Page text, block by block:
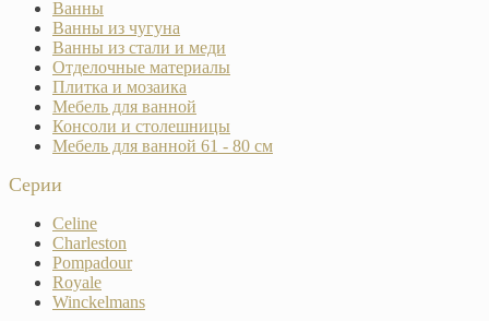
Ванны
Ванны из чугуна
Ванны из стали и меди
Отделочные материалы
Плитка и мозаика
Мебель для ванной
Консоли и столешницы
Мебель для ванной 61 - 80 см
Серии
Celine
Charleston
Pompadour
Royale
Winckelmans